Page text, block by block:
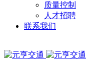
质量控制
人才招聘
联系我们